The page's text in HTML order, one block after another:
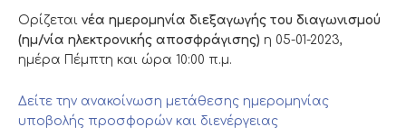
Ορίζεται νέα ημερομηνία διεξαγωγής του διαγωνισμού
(ημ/νία ηλεκτρονικής αποσφράγισης) η 05-01-2023,
ημέρα Πέμπτη και ώρα 10:00 π.μ.
Δείτε την ανακοίνωση μετάθεσης ημερομηνίας
υποβολής προσφορών και διενέργειας